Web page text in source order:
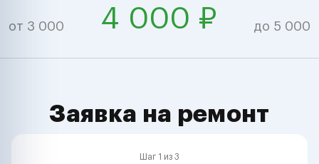
от 3 000 4 000 ₽ до 5 000
Заявка на ремонт
Шаг 1 из 3